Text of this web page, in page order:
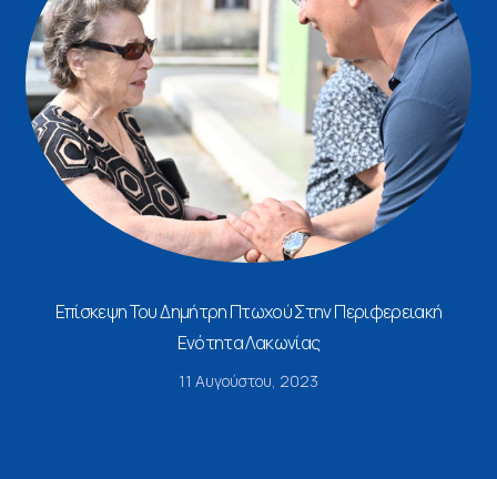
Επίσκεψη Του Δημήτρη Πτωχού Στην Περιφερειακή
Ενότητα Λακωνίας
11 Αυγούστου, 2023